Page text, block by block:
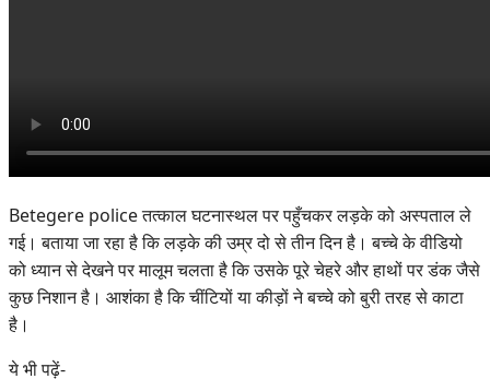
Betegere police तत्काल घटनास्थल पर पहुँचकर लड़के को अस्पताल ले
गई। बताया जा रहा है कि लड़के की उम्र दो से तीन दिन है। बच्चे के वीडियो
को ध्यान से देखने पर मालूम चलता है कि उसके पूरे चेहरे और हाथों पर डंक जैसे
कुछ निशान है। आशंका है कि चींटियों या कीड़ों ने बच्चे को बुरी तरह से काटा
है।
ये भी पढ़ें-